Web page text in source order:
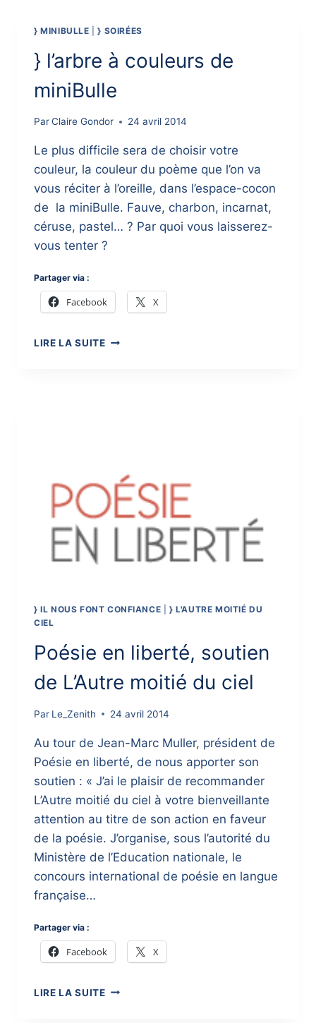
} MINIBULLE |} SOIRÉES
} l’arbre à couleurs de
miniBulle
ParClaire Gondor 24 avril 2014
Le plus difficile sera de choisir votre
couleur, la couleur du poème que l’on va
vous réciter à l’oreille, dans l’espace-cocon
de la miniBulle. Fauve, charbon, incarnat,
céruse, pastel… ? Par quoi vous laisserez-
vous tenter ?
Partager via :
Facebook X
LIRE LA SUITE}
} IL NOUS FONT CONFIANCE |} L'AUTRE MOITIÉ DU
CIEL
Poésie en liberté, soutien
de L’Autre moitié du ciel
Par Le_Zenith 24 avril 2014
Au tour de Jean-Marc Muller, président de
Poésie en liberté, de nous apporter son
soutien : « J’ai le plaisir de recommander
L’Autre moitié du ciel à votre bienveillante
attention au titre de son action en faveur
de la poésie. J’organise, sous l’autorité du
Ministère de l’Education nationale, le
concours international de poésie en langue
française…
Partager via :
Facebook X
LIRE LA SUITEPOÉSIE